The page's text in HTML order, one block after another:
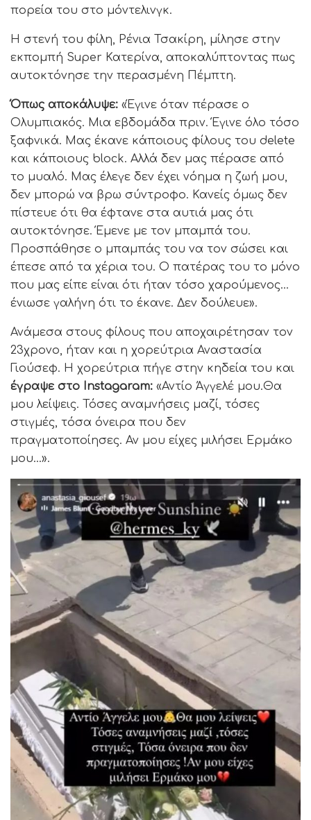
πορεία του στο μόντελινγκ.
H στενή του φίλη, Ρένια Τσακίρη, μίλησε στην
εκπομπή Super Κατερίνα, αποκαλύπτοντας πως
αυτοκτόνησε την περασμένη Πέμπτη.
Όπως αποκάλυψε: «Έγινε όταν πέρασε ο
Ολυμπιακός. Μια εβδομάδα πριν. Έγινε όλο τόσο
ξαφνικά. Μας έκανε κάποιους φίλους του delete
και κάποιους block. Αλλά δεν μας πέρασε από
το μυαλό. Μας έλεγε δεν έχει νόημα η ζωή μου,
δεν μπορώ να βρω σύντροφο. Κανείς όμως δεν
πίστευε ότι θα έφτανε στα αυτιά μας ότι
αυτοκτόνησε. Έμενε με τον μπαμπά του.
Προσπάθησε ο μπαμπάς του να τον σώσει και
έπεσε από τα χέρια του. Ο πατέρας του το μόνο
που μας είπε είναι ότι ήταν τόσο χαρούμενος…
ένιωσε γαλήνη ότι το έκανε. Δεν δούλευε».
Ανάμεσα στους φίλους που αποχαιρέτησαν τον
23χρονο, ήταν και η χορεύτρια Αναστασία
Γιούσεφ. Η χορεύτρια πήγε στην κηδεία του και
έγραψε στο Instagaram: «Αντίο Άγγελέ μου.Θα
μου λείψεις. Τόσες αναμνήσεις μαζί, τόσες
στιγμές, τόσα όνειρα που δεν
πραγματοποίησες. Αν μου είχες μιλήσει Ερμάκο
μου…».